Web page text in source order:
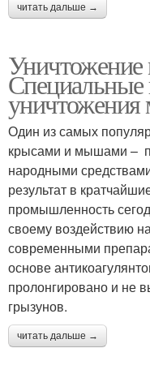
читать дальше →
Специальные
Один из самых
крысами и мышами –
народными
результат в
промышленность
своему воздействию
современными
основе
пролонгировано и не
грызунов.
читать дальше →